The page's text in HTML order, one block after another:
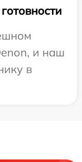
и наш
в